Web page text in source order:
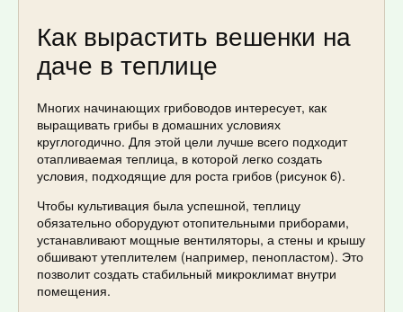
Как вырастить вешенки на
даче в теплице
Многих начинающих грибоводов интересует, как
выращивать грибы в домашних условиях
круглогодично. Для этой цели лучше всего подходит
отапливаемая теплица, в которой легко создать
условия, подходящие для роста грибов (рисунок 6).
Чтобы культивация была успешной, теплицу
обязательно оборудуют отопительными приборами,
устанавливают мощные вентиляторы, а стены и крышу
обшивают утеплителем (например, пенопластом). Это
позволит создать стабильный микроклимат внутри
помещения.